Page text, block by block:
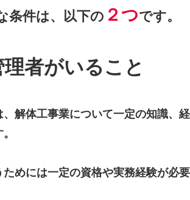
条件は、以下の ２つです。
者がいること
解体工事業について一定の知識、
めには一定の資格や実務経験が必